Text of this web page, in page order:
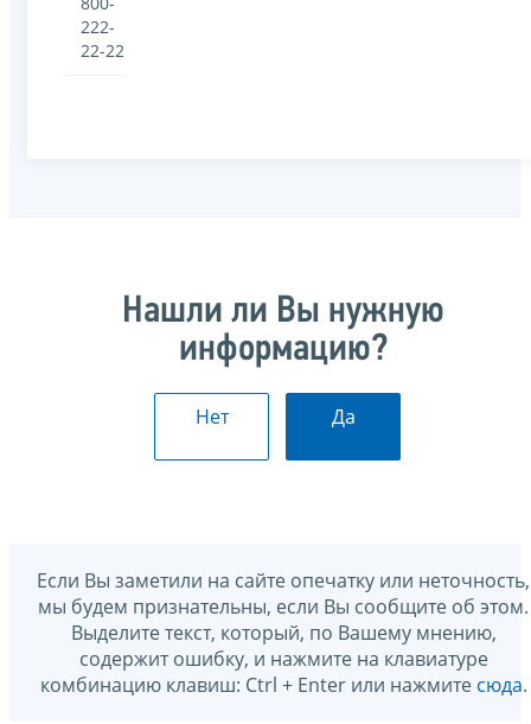
222-
22-22
Нашли ли Вы нужную
информацию?
Нет Да
Если Вы заметили на сайте опечатку или неточность,
мы будем признательны, если Вы сообщите об этом.
Выделите текст, который, по Вашему мнению,
содержит ошибку, и нажмите на клавиатуре
комбинацию клавиш: Ctrl + Enter или нажмите сюда.